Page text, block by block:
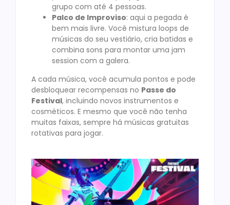
grupo com até 4 pessoas.
Palco de Improviso: aqui a pegada é
bem mais livre. Você mistura loops de
músicas do seu vestiário, cria batidas e
combina sons para montar uma jam
session com a galera.
A cada música, você acumula pontos e pode
desbloquear recompensas no Passe do
Festival, incluindo novos instrumentos e
cosméticos. E mesmo que você não tenha
muitas faixas, sempre há músicas gratuitas
rotativas para jogar.